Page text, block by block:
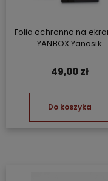
Folia ochronna na
YANBOX Yanosik
49,00 zł
Do koszyka